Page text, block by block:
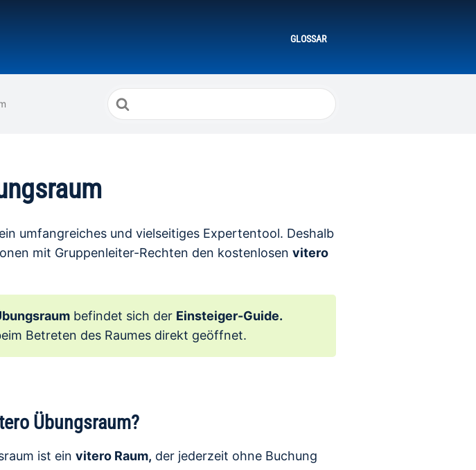
GLOSSAR
Suche
nach
umfangreiches und vielseitiges Expertentool. Deshalb
mit Gruppenleiter-Rechten den kostenlosen vitero
befindet sich der Einsteiger-Guide.
Betreten des Raumes direkt geöffnet.
Übungsraum?
ist ein vitero Raum, der jederzeit ohne Buchung